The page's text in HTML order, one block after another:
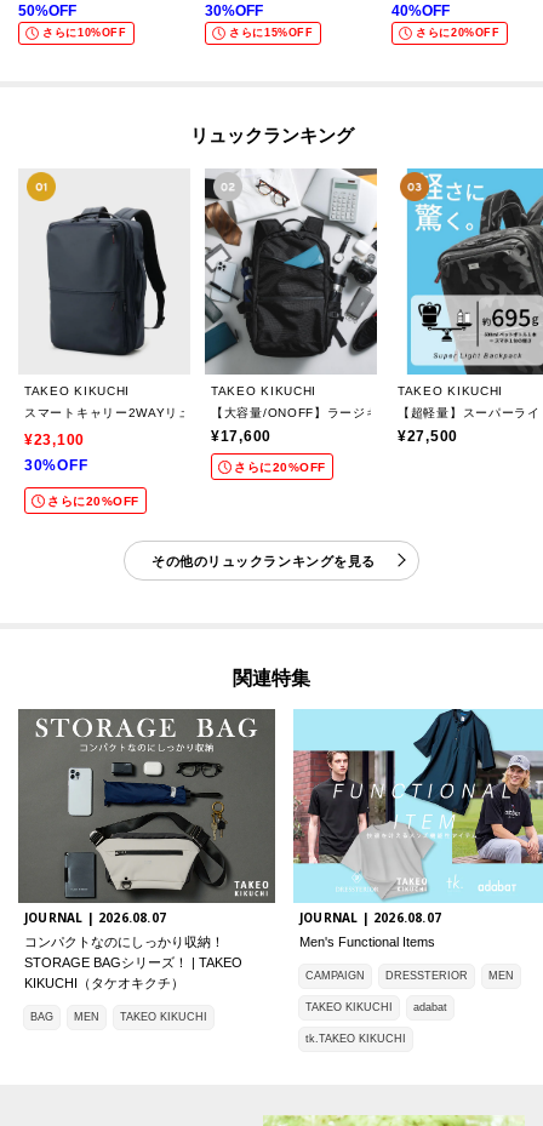
50%OFF
さらに10%OFF
30%OFF
さらに15%OFF
40%OFF
さらに20%OFF
リュックランキング
TAKEO KIKUCHI
スマートキャリー2WAYリュック
¥23,100
30%OFF
さらに20%OFF
TAKEO KIKUCHI
【大容量/ONOFF】ラージキャパシティー バックパック
¥17,600
さらに20%OFF
TAKEO KIKUCHI
【超軽量】スーパーラ
¥27,500
その他のリュックランキングを見る
関連特集
JOURNAL | 2026.08.07
コンパクトなのにしっかり収納！
STORAGE BAGシリーズ！ | TAKEO
KIKUCHI（タケオキクチ）
BAG MEN TAKEO KIKUCHI
JOURNAL | 2026.08.07
Men's Functional Items
CAMPAIGN DRESSTERIOR MEN
TAKEO KIKUCHI adabat
tk.TAKEO KIKUCHI